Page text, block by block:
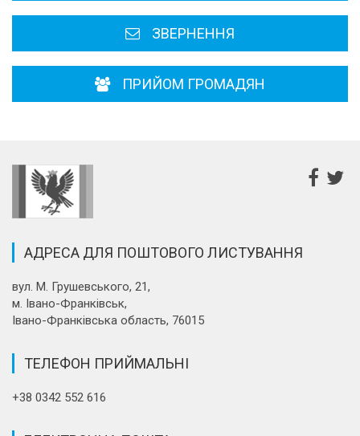
ЗВЕРНЕННЯ
ПРИЙОМ ГРОМАДЯН
АДРЕСА ДЛЯ ПОШТОВОГО ЛИСТУВАННЯ
вул. М. Грушевського, 21,
м. Івано-Франківськ,
Івано-Франківська область, 76015
ТЕЛЕФОН ПРИЙМАЛЬНІ
+38 0342 552 616